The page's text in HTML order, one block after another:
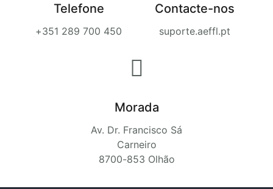
Telefone
+351 289 700 450
Contacte-nos
suporte.aeffl.pt
Morada
Av. Dr. Francisco Sá
Carneiro
8700-853 Olhão